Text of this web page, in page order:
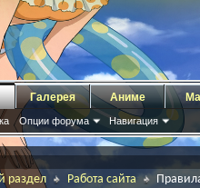
Опции форума Навигация
Галерея Аниме
раздел Работа сайта